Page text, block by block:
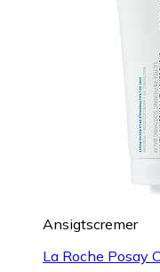
Ansigtscremer
La Roche Posay